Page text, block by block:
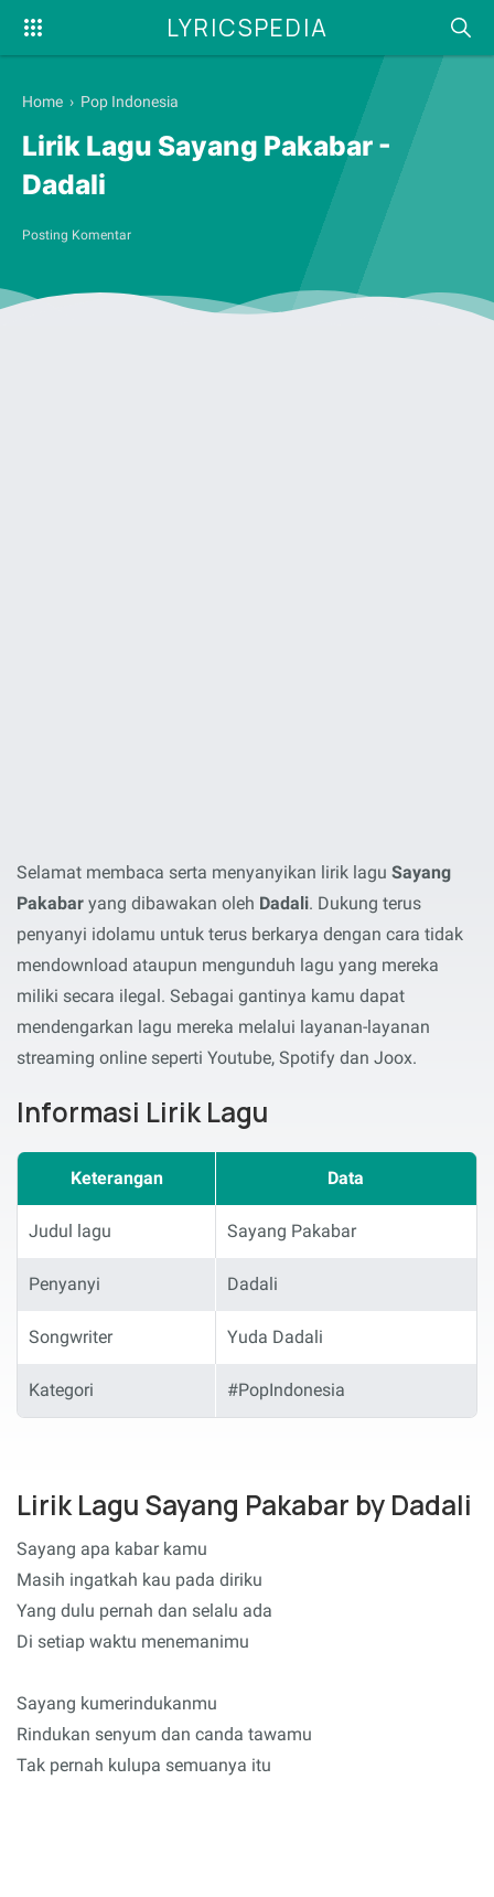
LYRICSPEDIA
Home › Pop Indonesia
Lirik Lagu Sayang Pakabar -
Dadali
Posting Komentar
Selamat membaca serta menyanyikan lirik lagu Sayang
Pakabar yang dibawakan oleh Dadali. Dukung terus
penyanyi idolamu untuk terus berkarya dengan cara tidak
mendownload ataupun mengunduh lagu yang mereka
miliki secara ilegal. Sebagai gantinya kamu dapat
mendengarkan lagu mereka melalui layanan-layanan
streaming online seperti Youtube, Spotify dan Joox.
Informasi Lirik Lagu
Keterangan Data
Judul lagu Sayang Pakabar
Penyanyi Dadali
Songwriter Yuda Dadali
Kategori #PopIndonesia
Lirik Lagu Sayang Pakabar by Dadali
Sayang apa kabar kamu
Masih ingatkah kau pada diriku
Yang dulu pernah dan selalu ada
Di setiap waktu menemanimu
Sayang kumerindukanmu
Rindukan senyum dan canda tawamu
Tak pernah kulupa semuanya itu